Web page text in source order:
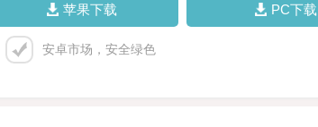
苹果下载 PC下载
安卓市场，安全绿色